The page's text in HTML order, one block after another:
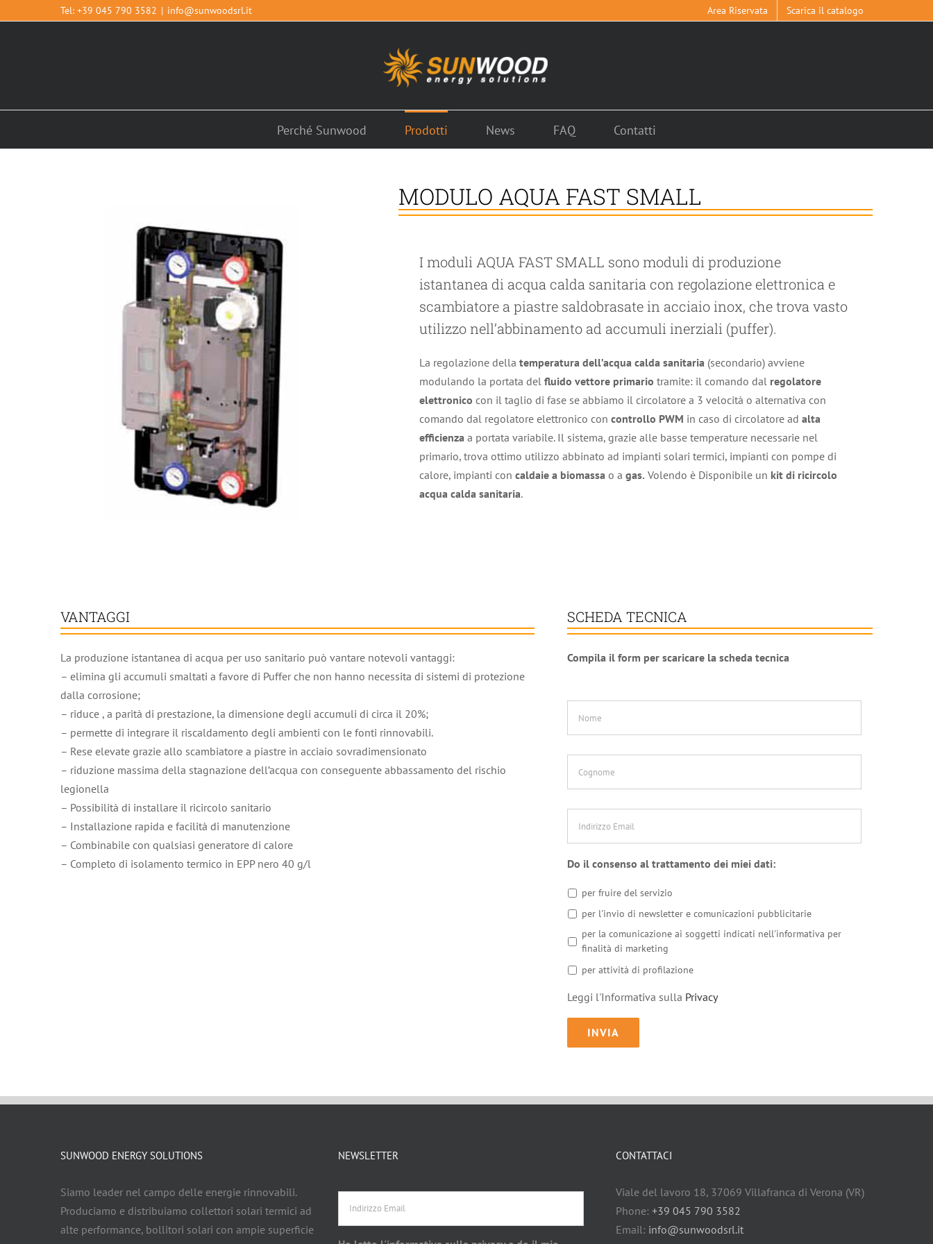
Tel: +39 045 790 3582 | info@sunwoodsrl.it Area Riservata Scarica il catalogo
Perché Sunwood Prodotti News FAQ Contatti
MODULO AQUA FAST SMALL
I moduli AQUA FAST SMALL sono moduli di produzione
istantanea di acqua calda sanitaria con regolazione elettronica e
scambiatore a piastre saldobrasate in acciaio inox, che trova vasto
utilizzo nell’abbinamento ad accumuli inerziali (puffer).
La regolazione della temperatura dell’acqua calda sanitaria(secondario) avviene
modulando la portata del fluido vettore primario tramite: il comando dal regolatore
elettronico con il taglio di fase se abbiamo il circolatore a 3 velocità o alternativa con
comando dal regolatore elettronico con controllo PWM in caso di circolatore ad alta
efficienzaa portata variabile. Il sistema, grazie alle basse temperature necessarie nel
primario, trova ottimo utilizzo abbinato ad impianti solari termici, impianti con pompe di
calore, impianti con caldaie a biomassao a gas. Volendo è Disponibile un kit di ricircolo
acqua calda sanitaria.
VANTAGGI
La produzione istantanea di acqua per uso sanitario può vantare notevoli vantaggi:
– elimina gli accumuli smaltati a favore di Puffer che non hanno necessita di sistemi di protezione
dalla corrosione;
– riduce , a parità di prestazione, la dimensione degli accumuli di circa il 20%;
– permette di integrare il riscaldamento degli ambienti con le fonti rinnovabili.
– Rese elevate grazie allo scambiatore a piastre in acciaio sovradimensionato
– riduzione massima della stagnazione dell’acqua con conseguente abbassamento del rischio
legionella
– Possibilità di installare il ricircolo sanitario
– Installazione rapida e facilità di manutenzione
– Combinabile con qualsiasi generatore di calore
– Completo di isolamento termico in EPP nero 40 g/l
SCHEDA TECNICA
Compila il form per scaricare la scheda tecnica
Nome *
Cognome *
Indirizzo
Email *
Do il consenso al trattamento dei miei dati:
per fruire del servizio
per l'invio di newsletter e comunicazioni pubblicitarie
per la comunicazione ai soggetti indicati nell'informativa per
finalità di marketing
per attività di profilazione
Leggi l'Informativa sulla Privacy
SUNWOOD ENERGY SOLUTIONS
Siamo leader nel campo delle energie rinnovabili.
Produciamo e distribuiamo collettori solari termici ad
alte performance, bollitori solari con ampie superficie
NEWSLETTER
Indirizzo
Email
CONTATTACI
Viale del lavoro 18, 37069 Villafranca di Verona (VR)
Phone: +39 045 790 3582
Email: info@sunwoodsrl.it